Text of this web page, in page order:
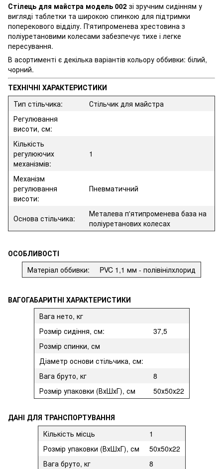
Стілець для майстра модель 002 зі зручним сидінням у
вигляді таблетки та широкою спинкою для підтримки
поперекового відділу. П'ятипроменева хрестовина з
поліуретановими колесами забезпечує тихе і легке
пересування.
В асортименті є декілька варіантів кольору оббивки: білий,
чорний.
ТЕХНІЧНІ ХАРАКТЕРИСТИКИ
Тип стільчика:
Стільчик для майстра
Регулювання
висоти, см:
Кількість
регулюючих
механізмів:
1
Механізм
регулювання
висоти:
Пневматичний
Основа стільчика:
Металева п'ятипроменева база на
поліуретанових колесах
ОСОБЛИВОСТІ
Матеріал оббивки:
PVC 1,1 мм - полівінілхлорид
ВАГОГАБАРИТНІ ХАРАКТЕРИСТИКИ
Вага нето, кг
Розмір сидіння, см:
37,5
Розмір спинки, см
Діаметр основи стільчика, см:
Вага бруто, кг
8
Розмір упаковки (ВхШхГ), см
50х50х22
ДАНІ ДЛЯ ТРАНСПОРТУВАННЯ
Кількість місць
1
Розмір упаковки (ВхШхГ), см
50х50х22
Вага бруто, кг
8